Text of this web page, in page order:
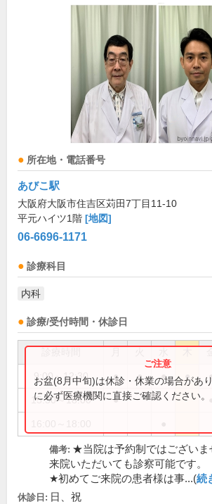
所在地・電話番号
あびこ駅
大阪府大阪市住吉区苅田7丁目11-10
平元ハイツ1階 [地図]
06-6696-1171
診療科目
内科
診療/受付時間・休診日
9:00～12:30 ● ● ● ● ●
15:30～18:00 ●
お盆(8月中旬)は休診・休業の場合があ
に必ず医療機関に直接ご確認ください。
備考: ★当院は予約制ではございま
来院いただいても診察可能です。
★初めてご来院の患者様は事...(続
休診日: 日、祝